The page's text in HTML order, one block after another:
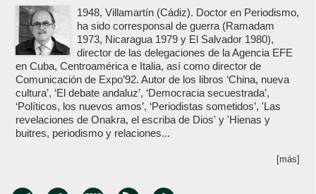
1948, Villamartín (Cádiz). Doctor en Periodismo,
ha sido corresponsal de guerra (Ramadam
1973, Nicaragua 1979 y El Salvador 1980),
director de las delegaciones de la Agencia EFE
en Cuba, Centroamérica e Italia, así como director de
Comunicación de Expo’92. Autor de los libros ‘China, nueva
cultura’, ‘El debate andaluz’, ‘Democracia secuestrada’,
‘Políticos, los nuevos amos’, ‘Periodistas sometidos’, 'Las
revelaciones de Onakra, el escriba de Dios' y 'Hienas y
buitres, periodismo y relaciones...
[más]